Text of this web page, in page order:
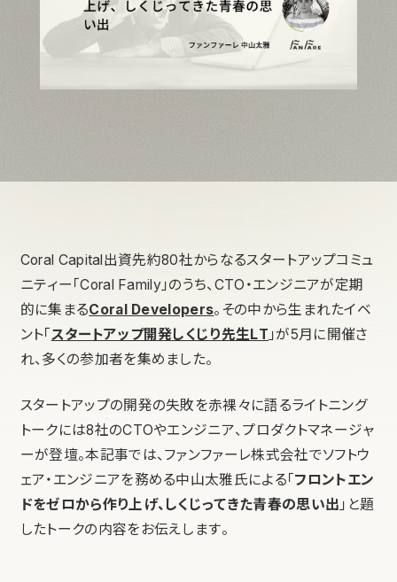
Coral Capital出資先約80社からなるスタートアップコミュ
ニティー「Coral Family」のうち、CTO・エンジニアが定期
的に集まるCoral Developers。その中から生まれたイベ
ント「 スタートアップ開発しくじり先生LT 」が5月に開催さ
れ、多くの参加者を集めました。
スタートアップの開発の失敗を赤裸々に語るライトニング
トークには8社のCTOやエンジニア、プロダクトマネージャ
ーが登壇。本記事では、ファンファーレ株式会社でソフトウ
ェア・エンジニアを務める中山太雅氏による「 フロントエン
ドをゼロから作り上げ、しくじってきた青春の思い出 」と題
したトークの内容をお伝えします。